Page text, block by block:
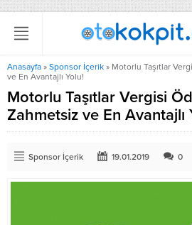
Anasayfa » Sponsor İçerik » Motorlu Taşıtlar
ve En Avantajlı Yolu!
Motorlu Taşıtlar Vergisi
Zahmetsiz ve En Avantajlı
Sponsor İçerik 19.01.2019 0